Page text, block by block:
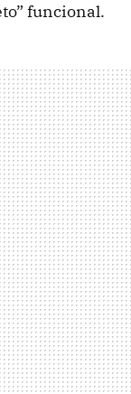
funcional.